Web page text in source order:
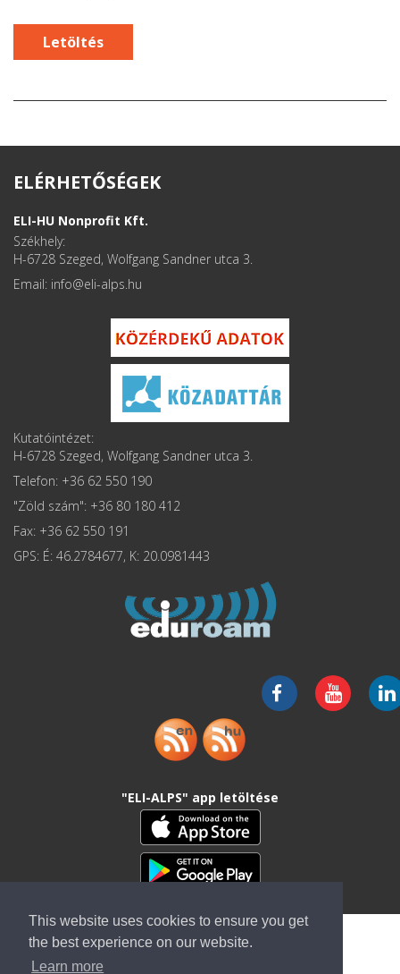
This website uses cookies to ensure you get
the best experience on our website.
Learn more
Letöltés
ELÉRHETŐSÉGEK
ELI-HU Nonprofit Kft.
Székhely:
H-6728 Szeged, Wolfgang Sandner utca 3.
Email: info
Kutatóintézet:
H-6728 Szeged, Wolfgang Sandner utca 3.
Telefon: +36 62 550 190
"Zöld szám": +36 80 180 412
Fax: +36 62 550 191
GPS: É: 46.2784677, K: 20.0981443
"ELI-ALPS" app letöltése